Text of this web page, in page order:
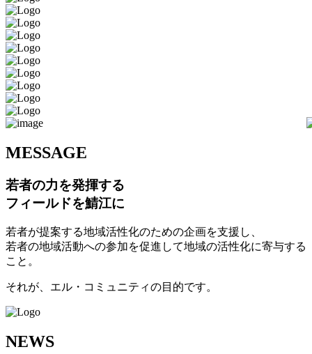
MESSAGE
若者の力を発揮する
フィールドを鯖江に
若者が提案する地域活性化のための企画を支援し、
若者の地域活動への参加を促進して地域の活性化に寄与する
こと。
それが、エル・コミュニティの目的です。
NEWS